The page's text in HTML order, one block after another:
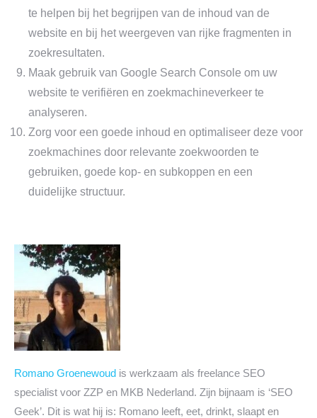
te helpen bij het begrijpen van de inhoud van de
website en bij het weergeven van rijke fragmenten in
zoekresultaten.
Maak gebruik van Google Search Console om uw
website te verifiëren en zoekmachineverkeer te
analyseren.
Zorg voor een goede inhoud en optimaliseer deze voor
zoekmachines door relevante zoekwoorden te
gebruiken, goede kop- en subkoppen en een
duidelijke structuur.
Romano Groenewoud is werkzaam als freelance SEO
specialist voor ZZP en MKB Nederland. Zijn bijnaam is ‘SEO
Geek’. Dit is wat hij is: Romano leeft, eet, drinkt, slaapt en